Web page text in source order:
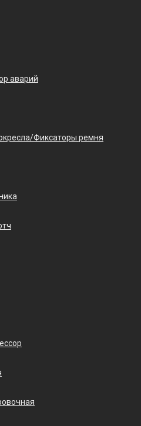
аварий
Фиксаторы ремня